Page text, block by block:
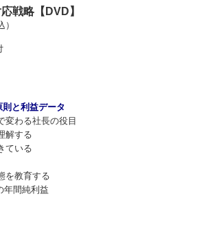
戦略【DVD】
と利益データ
変わる社長の役目
解する
ている
を教育する
年間純利益